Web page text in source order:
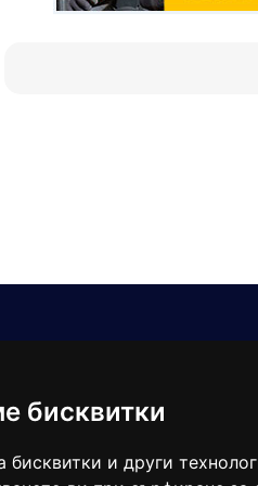
бисквитки
бисквитки и други
balgarkanews@gmail.com